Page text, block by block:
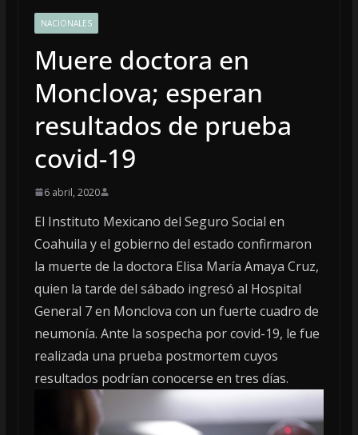
NACIONALES
Muere doctora en
Monclova; esperan
resultados de prueba
covid-19
6 abril, 2020
El Instituto Mexicano del Seguro Social en
Coahuila y el gobierno del estado confirmaron
la muerte de la doctora Elisa María Amaya Cruz,
quien la tarde del sábado ingresó al Hospital
General 7 en Monclova con un fuerte cuadro de
neumonía. Ante la sospecha por covid-19, le fue
realizada una prueba postmortem cuyos
resultados podrían conocerse en tres días.